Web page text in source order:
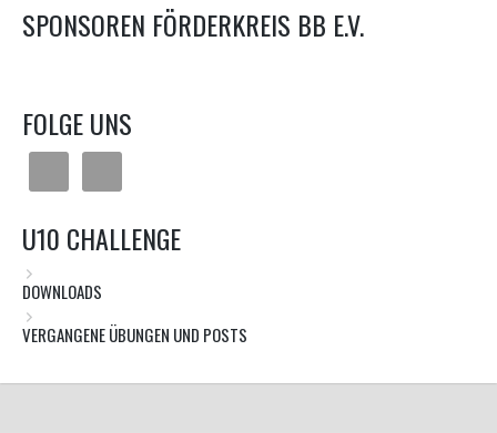
SPONSOREN FÖRDERKREIS BB E.V.
FOLGE UNS
U10 CHALLENGE
DOWNLOADS
VERGANGENE ÜBUNGEN UND POSTS